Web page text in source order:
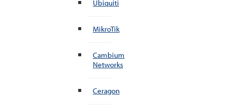
Ubiquiti
MikroTik
Cambium
Networks
Ceragon